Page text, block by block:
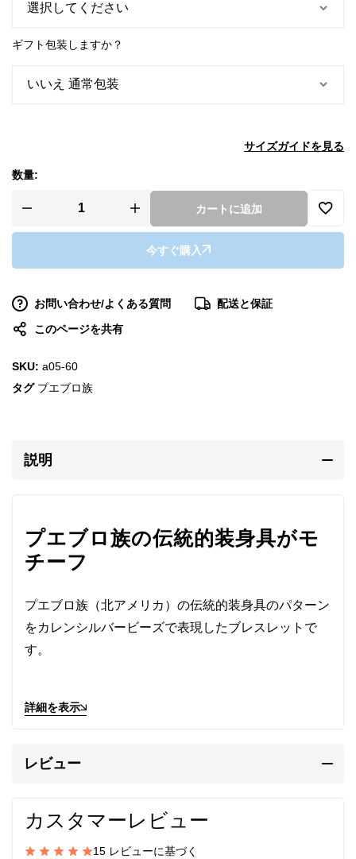
ギフト包装しますか？
サイズガイドを見る
数量:
カートに追加
今すぐ購入
お問い合わせ/よくある質問
配送と保証
このページを共有
SKU: a05-60
タグ プエブロ族
説明
プエブロ族の伝統的装身具がモ
チーフ
プエブロ族（北アメリカ）の伝統的装身具のパターン
をカレンシルバービーズで表現したブレスレットで
す。
ヤ（インドネシア）で先祖伝来の装身具として受け継
艶やかな赤色をしており、丸っこく肉厚で量感にあふ
薄い銀の板を折り紙のように折り、畳み、曲げて丁寧
に作ったシルバービーズはどことなく懐かしさを誘う
詳細を表示
レビュー
カスタマーレビュー
15 レビューに基づく